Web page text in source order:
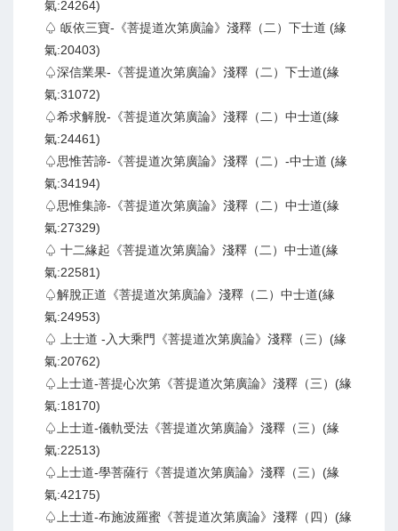
氣:24264)
♤ 皈依三寶-《菩提道次第廣論》淺釋（二）下士道 (緣
氣:20403)
♤深信業果-《菩提道次第廣論》淺釋（二）下士道(緣
氣:31072)
♤希求解脫-《菩提道次第廣論》淺釋（二）中士道(緣
氣:24461)
♤思惟苦諦-《菩提道次第廣論》淺釋（二）-中士道 (緣
氣:34194)
♤思惟集諦-《菩提道次第廣論》淺釋（二）中士道(緣
氣:27329)
♤ 十二緣起《菩提道次第廣論》淺釋（二）中士道(緣
氣:22581)
♤解脫正道《菩提道次第廣論》淺釋（二）中士道(緣
氣:24953)
♤ 上士道 -入大乘門《菩提道次第廣論》淺釋（三）(緣
氣:20762)
♤上士道-菩提心次第《菩提道次第廣論》淺釋（三）(緣
氣:18170)
♤上士道-儀軌受法《菩提道次第廣論》淺釋（三）(緣
氣:22513)
♤上士道-學菩薩行《菩提道次第廣論》淺釋（三）(緣
氣:42175)
♤上士道-布施波羅蜜《菩提道次第廣論》淺釋（四）(緣